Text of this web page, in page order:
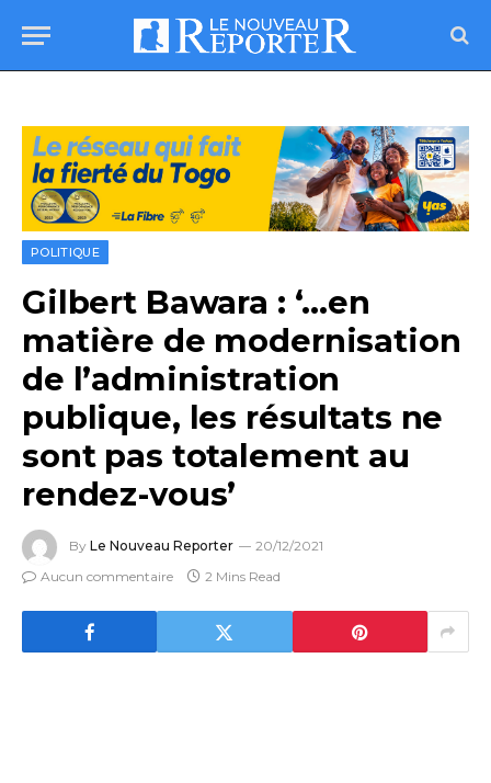
POLITIQUE
Gilbert Bawara : ‘…en
matière de modernisation
de l’administration
publique, les résultats ne
sont pas totalement au
rendez-vous’
By Le Nouveau Reporter
20/12/2021
Aucun commentaire
2 Mins Read